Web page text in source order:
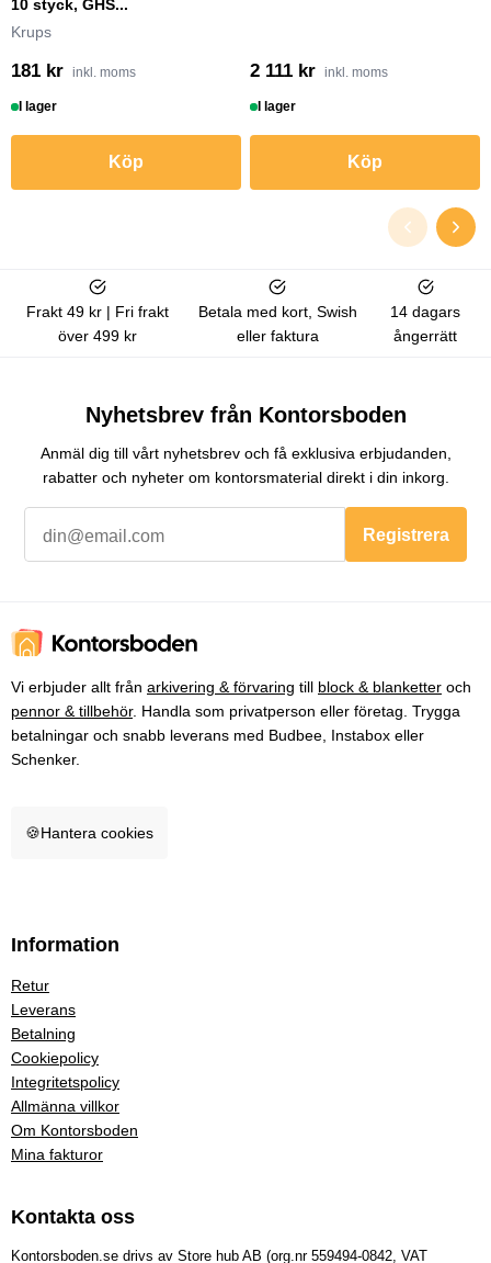
10 styck, GHS...
Krups
181 kr inkl. moms
I lager
Köp
2 111 kr inkl. moms
I lager
Köp
Frakt 49 kr | Fri frakt
över 499 kr
Betala med kort, Swish
eller faktura
14 dagars
ångerrätt
Nyhetsbrev från Kontorsboden
Anmäl dig till vårt nyhetsbrev och få exklusiva erbjudanden,
rabatter och nyheter om kontorsmaterial direkt i din inkorg.
Registrera
Vi erbjuder allt från arkivering & förvaring till block & blanketter och
pennor & tillbehör. Handla som privatperson eller företag. Trygga
betalningar och snabb leverans med Budbee, Instabox eller
Schenker.
🍪Hantera cookies
Information
Retur
Leverans
Betalning
Cookiepolicy
Integritetspolicy
Allmänna villkor
Om Kontorsboden
Mina fakturor
Kontakta oss
Kontorsboden.se drivs av Store hub AB (org.nr 559494-0842, VAT